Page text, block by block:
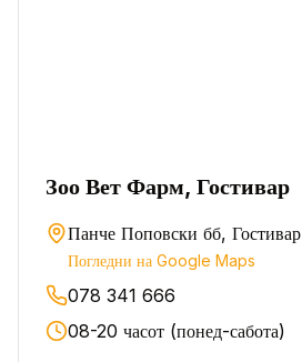
Зоо Вет Фарм, Гостивар
Панче Поповски бб, Гостивар
Погледни на Google Maps
078 341 666
08-20 часот (понед-сабота)